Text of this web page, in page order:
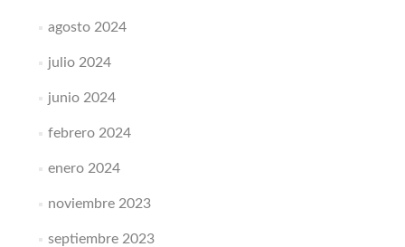
agosto 2024
julio 2024
junio 2024
febrero 2024
enero 2024
noviembre 2023
septiembre 2023